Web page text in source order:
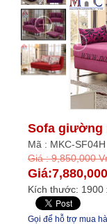
Sofa giường
Mã : MKC-SF04H
Giá : 9,850,000
Kích thước: 1900
Gọi để hỗ trợ mua